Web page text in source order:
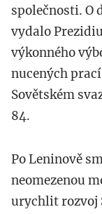
společnosti. O
vydalo
výkonného
nucených
Sovětském
84.
Po Leninově
neomezenou
urychlit rozvoj